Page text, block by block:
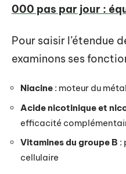
000 pas par jour :
Pour saisir l’étendue
examinons ses
Niacine : moteur du
Acide nicotinique et
efficacité
Vitamines du groupe B :
cellulaire